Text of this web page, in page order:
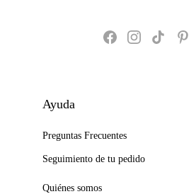
Preguntas Frecuentes
Quiénes somos
Seguimiento de tu pedido
Ayuda